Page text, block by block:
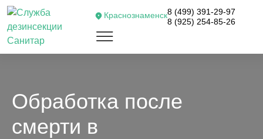
Краснознаменск8 (499) 391-29-97
8 (925) 254-85-26
Обработка после
смерти в